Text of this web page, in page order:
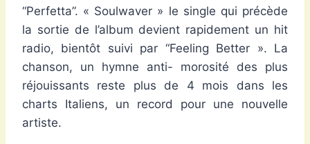
“Perfetta”. « Soulwaver » le single qui précède
la sortie de l’album devient rapidement un hit
radio, bientôt suivi par “Feeling Better ». La
chanson, un hymne anti- morosité des plus
réjouissants reste plus de 4 mois dans les
charts Italiens, un record pour une nouvelle
artiste.